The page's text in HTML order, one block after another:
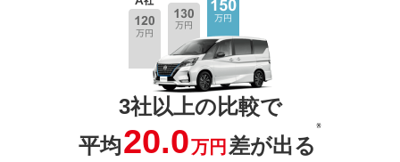
3社以上の比較で
平均20.0万円 差が出る
※